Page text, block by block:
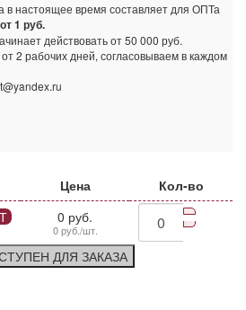
в настоящее время составляет для ОПТа
от 1 руб.
действовать от 50 000 руб.
2 рабочих дней, согласовываем в каждом
Цена
Кол-во
0 руб.
0 руб./шт.
ДЛЯ ЗАКАЗА